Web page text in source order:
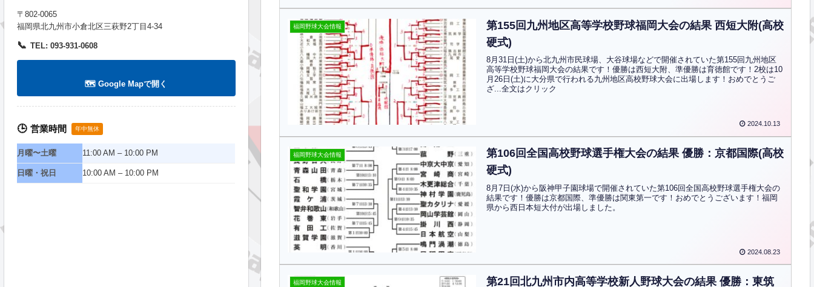
福岡野球大会情報
第155回九州地区高等学校野球福岡大会の結果 西短大附(高校
硬式)
8月31日(土)から北九州市民球場、大谷球場などで開催されていた第155回九州地区
高等学校野球福岡大会の結果です！優勝は西短大附、準優勝は育徳館です！2校は10
月26日(土)に大分県で行われる九州地区高校野球大会に出場します！おめでとうご
ざ...全文はクリック
2024.10.13
福岡野球大会情報
第106回全国高校野球選手権大会の結果 優勝：京都国際(高校
硬式)
8月7日(水)から阪神甲子園球場で開催されていた第106回全国高校野球選手権大会の
結果です！優勝は京都国際、準優勝は関東第一です！おめでとうございます！福岡
県から西日本短大付が出場しました。
2024.08.23
福岡野球大会情報 第21回北九州市内高等学校新人野球大会の結果 優勝：東筑
〒802-0065
福岡県北九州市小倉北区三萩野2丁目4-34
📞 TEL: 093-931-0608
🗺️ Google Mapで開く
🕒 営業時間 年中無休
月曜〜土曜 11:00 AM – 10:00 PM
日曜・祝日 10:00 AM – 10:00 PM